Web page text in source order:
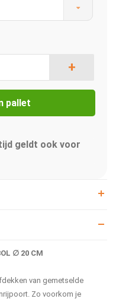
+
pallet
geldt ook voor
∅ 20 CM
van gemetselde
Zo voorkom je